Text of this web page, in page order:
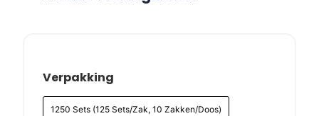
Verpakking
1250 Sets (125 Sets/Zak, 10 Zakken/Doos)